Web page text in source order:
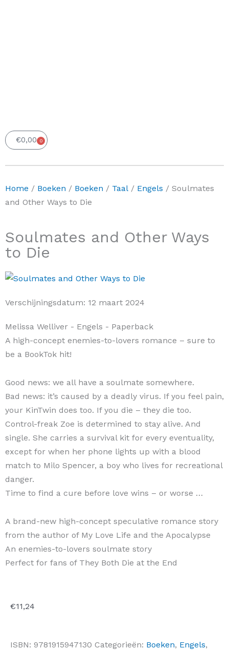
€0,00 0
Winkelwagen
Home / Boeken / Boeken / Taal / Engels / Soulmates
and Other Ways to Die
Soulmates and Other Ways
to Die
Verschijningsdatum: 12 maart 2024
Melissa Welliver - Engels - Paperback
A high-concept enemies-to-lovers romance – sure to
be a BookTok hit!
Good news: we all have a soulmate somewhere.
Bad news: it’s caused by a deadly virus. If you feel pain,
your KinTwin does too. If you die – they die too.
Control-freak Zoe is determined to stay alive. And
single. She carries a survival kit for every eventuality,
except for when her phone lights up with a blood
match to Milo Spencer, a boy who lives for recreational
danger.
Time to find a cure before love wins – or worse …
A brand-new high-concept speculative romance story
from the author of My Love Life and the Apocalypse
An enemies-to-lovers soulmate story
Perfect for fans of They Both Die at the End
€11,24
ISBN: 9781915947130 Categorieën: Boeken, Engels,